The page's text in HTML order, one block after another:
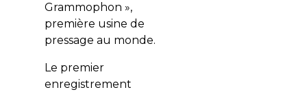
Grammophon »,
première usine de
pressage au monde.
Le premier
enregistrement